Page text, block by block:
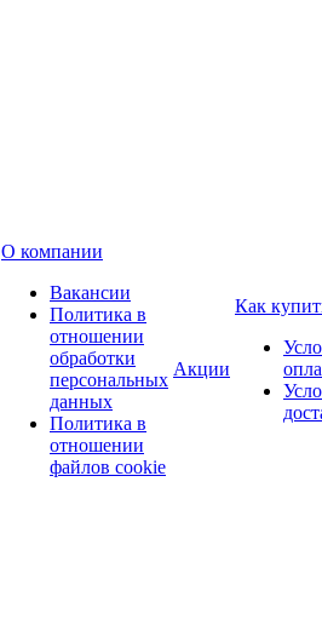
О компании
Вакансии
Политика в
отношении
обработки
персональных
данных
Политика в
отношении
файлов cookie
Акции
Как